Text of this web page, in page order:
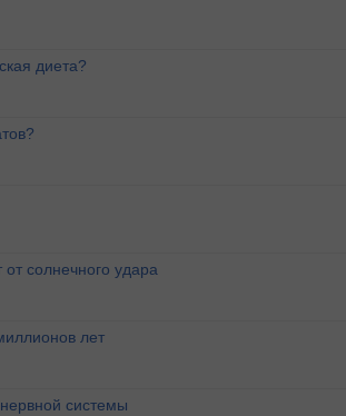
диета?
солнечного удара
лет
системы